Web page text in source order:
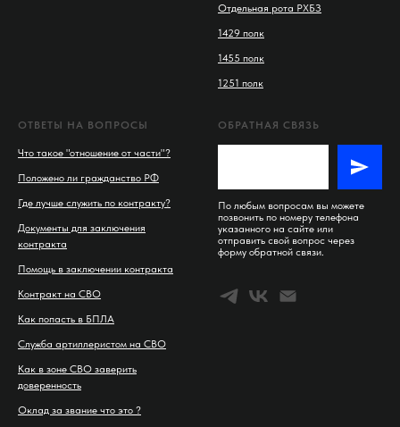
Отдельная рота РХБЗ
1429 полк
1455 полк
1251 полк
ОТВЕТЫ НА ВОПРОСЫ
Что такое "отношение от части"?
Положено ли гражданство РФ
Где лучше служить по контракту?
Документы для заключения
контракта
Помощь в заключении контракта
Контракт на СВО
Как попасть в БПЛА
Служба артиллеристом на СВО
Как в зоне СВО заверить
доверенность
Оклад за звание что это ?
ОБРАТНАЯ СВЯЗЬ
По любым вопросам вы можете
позвонить по номеру телефона
указанного на сайте или
отправить свой вопрос через
форму обратной связи.